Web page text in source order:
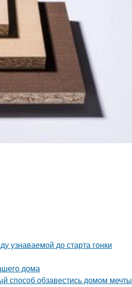
узнаваемой до старта гонки
дома
способ обзавестись домом мечты